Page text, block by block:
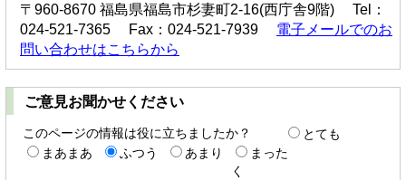
〒960-8670 福島県福島市杉妻町2-16(西庁舎9階) Tel：
024-521-7365 Fax：024-521-7939 電子メールでのお
問い合わせはこちらから
ご意見お聞かせください
このページの情報は役に立ちましたか？
とても
まあまあ
ふつう あまり
まった
く